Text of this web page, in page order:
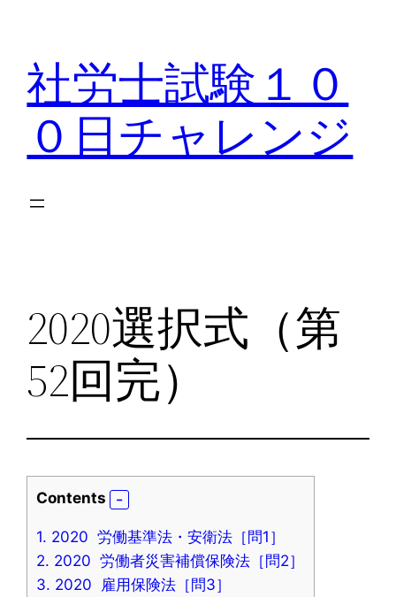
社労士試験１０
０日チャレンジ
2020選択式（第
52回完）
Contents
1. 2020 労働基準法・安衛法［問1］
2. 2020 労働者災害補償保険法［問2］
3. 2020 雇用保険法［問3］